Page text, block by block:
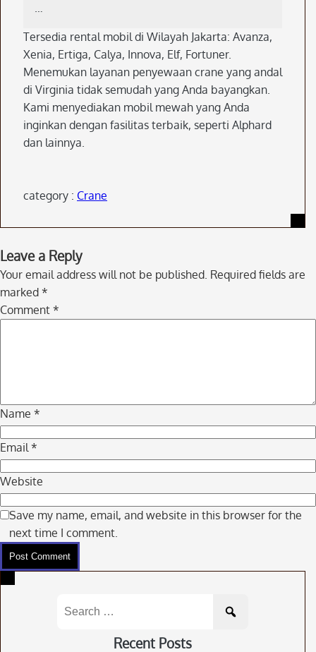
…
Tersedia rental mobil di Wilayah Jakarta: Avanza,
Xenia, Ertiga, Calya, Innova, Elf, Fortuner.
Menemukan layanan penyewaan crane yang andal
di Virginia tidak semudah yang Anda bayangkan.
Kami menyediakan mobil mewah yang Anda
inginkan dengan fasilitas terbaik, seperti Alphard
dan lainnya.
category : Crane
Skip
to
comment
navigation
Leave a Reply
Your email address will not be published. Required fields are
marked *
Comment *
Name *
Email*
Website
Save my name, email, and website in this browser for the
next time I comment.
for:
Recent Posts